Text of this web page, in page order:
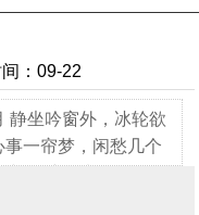
：09-22
静坐吟窗外，冰轮欲
事一帘梦，闲愁几个